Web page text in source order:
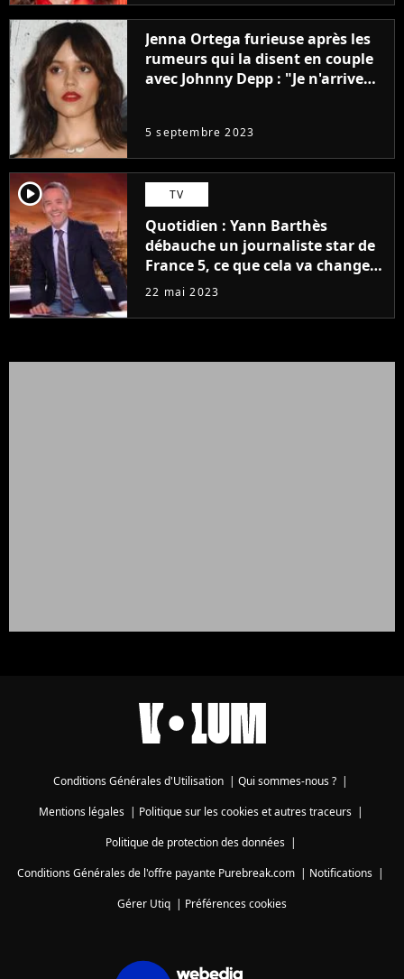
Jenna Ortega furieuse après les
rumeurs qui la disent en couple
avec Johnny Depp : "Je n'arrive
5 septembre 2023
player2 TV
Quotidien : Yann Barthès
débauche un journaliste star de
France 5, ce que cela va changer
à la rentrée
22 mai 2023
Conditions Générales d'Utilisation | Qui sommes-nous ? |
Mentions légales| Politique sur les cookies et autres traceurs|
Politique de protection des données|
Conditions Générales de l'offre payante Purebreak.com | Notifications |
Gérer Utiq | Préférences cookies